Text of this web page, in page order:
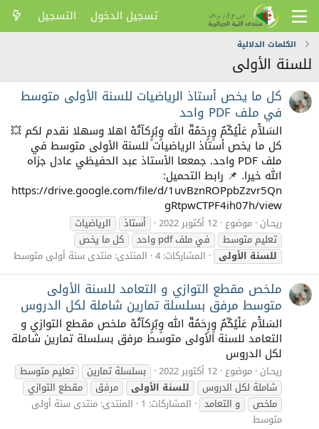
تسجيل الدخول التسجيل
الكلمات الدلالية
للسنة الأولى
كل ما يخص أستاذ الرياضيات للسنة الأولى متوسط
في ملف PDF واحد
السَلآْم عَلْيُكّمٌ وٍرٍحَمُةّ الله وٍبُرٍكآتُهْ اهلا وسهلا نقدم لكم 💥
كل ما يخص أستاذ الرياضيات للسنة الأولى متوسط في
ملف PDF واحد. جمععا الأستاذ عبد الحفيظي عادل جزاه
الله خيرا. 📌 رابط التحميل:
https://drive.google.com/file/d/1uvBznROPpbZzvr5Qn
gRtpwCTPF4ih07h/view
ريحـان موضوع 12 أكتوبر 2022 أستاذ
الرياضيات
تعليم متوسط
في ملف pdf واحد
كل ما يخص
للسنةالأولى المشاركات: 4 المنتدى: منتدى سنة أولى متوسط
ملخص مقطع التوازي و التعامد للسنة الأولى
متوسط مرفق بسلسلة تمارين شاملة لكل الدروس
السَلآْم عَلْيُكّمٌ وٍرٍحَمُةّ الله وٍبُرٍكآتُهْ ملخص مقطع التوازي و
التعامد للسنة الأولى متوسط مرفق بسلسلة تمارين شاملة
لكل الدروس
ريحـان موضوع 12 أكتوبر 2022 بسلسلة تمارين
تعليم متوسط
شاملة لكل الدروس
للسنةالأولى مرفق
مقطع التوازي
ملخص
و التعامد المشاركات: 1 المنتدى: منتدى سنة أولى
متوسط